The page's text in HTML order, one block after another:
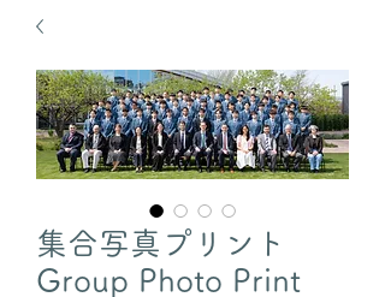
集合写真プリント
Group Photo Print